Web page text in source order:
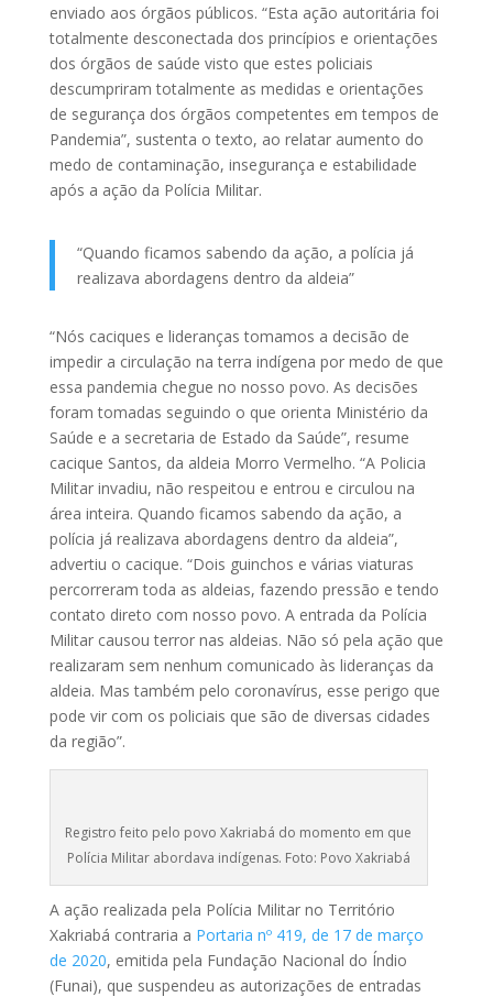
enviado aos órgãos públicos. “Esta ação autoritária foi
totalmente desconectada dos princípios e orientações
dos órgãos de saúde visto que estes policiais
descumpriram totalmente as medidas e orientações
de segurança dos órgãos competentes em tempos de
Pandemia”, sustenta o texto, ao relatar aumento do
medo de contaminação, insegurança e estabilidade
após a ação da Polícia Militar.
“Quando ficamos sabendo da ação, a polícia já
realizava abordagens dentro da aldeia”
“Nós caciques e lideranças tomamos a decisão de
impedir a circulação na terra indígena por medo de que
essa pandemia chegue no nosso povo. As decisões
foram tomadas seguindo o que orienta Ministério da
Saúde e a secretaria de Estado da Saúde”, resume
cacique Santos, da aldeia Morro Vermelho. “A Policia
Militar invadiu, não respeitou e entrou e circulou na
área inteira. Quando ficamos sabendo da ação, a
polícia já realizava abordagens dentro da aldeia”,
advertiu o cacique. “Dois guinchos e várias viaturas
percorreram toda as aldeias, fazendo pressão e tendo
contato direto com nosso povo. A entrada da Polícia
Militar causou terror nas aldeias. Não só pela ação que
realizaram sem nenhum comunicado às lideranças da
aldeia. Mas também pelo coronavírus, esse perigo que
pode vir com os policiais que são de diversas cidades
da região”.
Registro feito pelo povo Xakriabá do momento em que
Polícia Militar abordava indígenas. Foto: Povo Xakriabá
A ação realizada pela Polícia Militar no Território
Xakriabá contraria a Portaria nº 419, de 17 de março
de 2020, emitida pela Fundação Nacional do Índio
(Funai), que suspendeu as autorizações de entradas